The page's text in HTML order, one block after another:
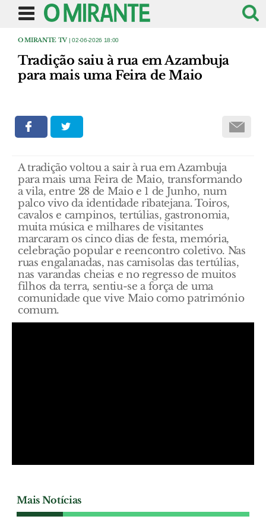
O MIRANTE TV | 02-06-2026 18:00
Tradição saiu à rua em Azambuja
para mais uma Feira de Maio
A tradição voltou a sair à rua em Azambuja
para mais uma Feira de Maio, transformando
a vila, entre 28 de Maio e 1 de Junho, num
palco vivo da identidade ribatejana. Toiros,
cavalos e campinos, tertúlias, gastronomia,
muita música e milhares de visitantes
marcaram os cinco dias de festa, memória,
celebração popular e reencontro coletivo. Nas
ruas engalanadas, nas camisolas das tertúlias,
nas varandas cheias e no regresso de muitos
filhos da terra, sentiu-se a força de uma
comunidade que vive Maio como património
comum.
Mais Notícias